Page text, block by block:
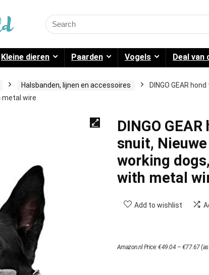
Search
for:
Kleine dieren Paarden Vogels Deal van
Halsbanden, lijnen en accessoires
DINGO GEAR
metal wire
DINGO
snuit,
working
with metal
Add to wishlist
Amazon.nl Price:€49.04 – €77.67(as